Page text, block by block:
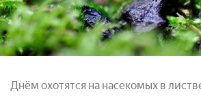
Днём охотятся на насекомых в